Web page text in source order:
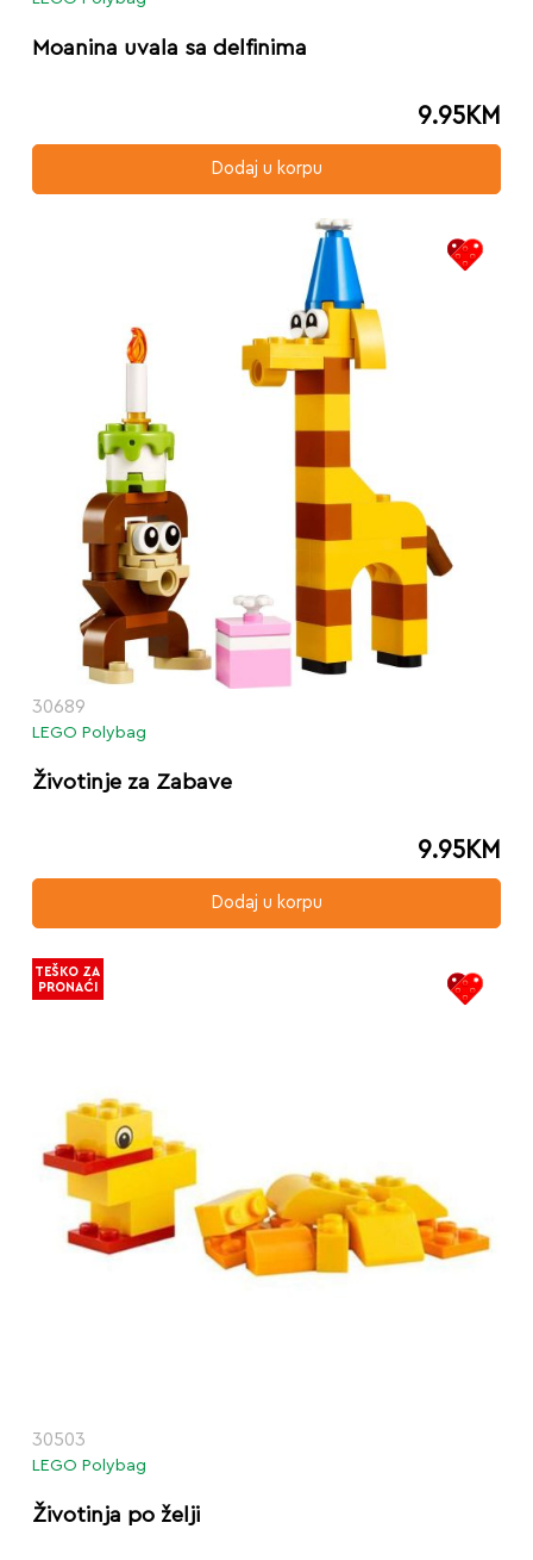
Moanina uvala sa delfinima
9.95KM
Dodaj u korpu
30689
LEGO Polybag
Životinje za Zabave
9.95KM
Dodaj u korpu
30503
LEGO Polybag
Životinja po želji
TEŠKO ZA
PRONAĆI